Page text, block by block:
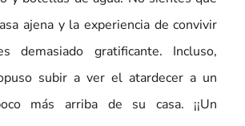
ajena y la experiencia de convivir
demasiado gratificante. Incluso,
subir a ver el atardecer a un
más arriba de su casa. ¡¡Un